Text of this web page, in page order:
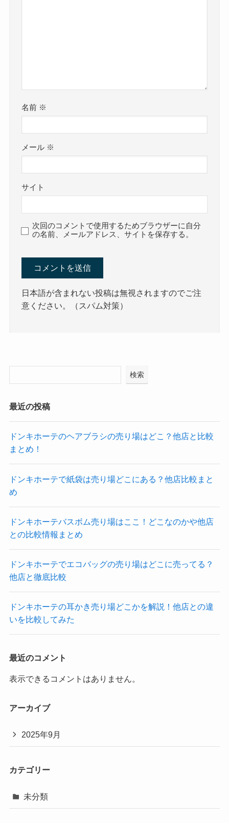
名前 ※
メール ※
サイト
次回のコメントで使用するためブラウザーに自分
の名前、メールアドレス、サイトを保存する。
日本語が含まれない投稿は無視されますのでご注
意ください。（スパム対策）
検索
最近の投稿
ドンキホーテのヘアブラシの売り場はどこ？他店と比較
まとめ！
ドンキホーテで紙袋は売り場どこにある？他店比較まと
め
ドンキホーテバスボム売り場はここ！どこなのかや他店
との比較情報まとめ
ドンキホーテでエコバッグの売り場はどこに売ってる？
他店と徹底比較
ドンキホーテの耳かき売り場どこかを解説！他店との違
いを比較してみた
最近のコメント
表示できるコメントはありません。
アーカイブ
2025年9月
カテゴリー
未分類